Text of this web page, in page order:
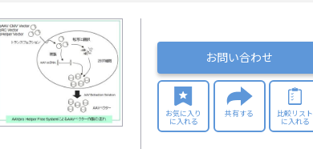
お問い合わせ
お気に入り
に入れる
共有する
比較リスト
に入れる